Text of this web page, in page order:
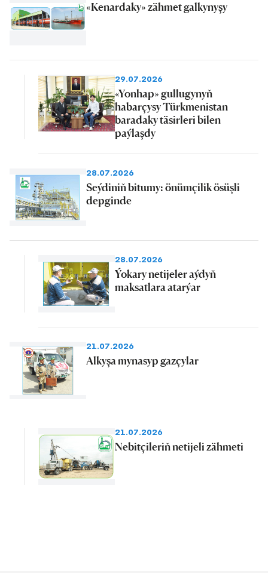
«Kenardaky» zähmet galkynyşy
29.07.2026
«Yonhap» gullugynyň
habarçysy Türkmenistan
baradaky täsirleri bilen
paýlaşdy
28.07.2026
Seýdiniň bitumy: önümçilik ösüşli
depginde
28.07.2026
Ýokary netijeler aýdyň
maksatlara atarýar
21.07.2026
Alkyşa mynasyp gazçylar
21.07.2026
Nebitçileriň netijeli zähmeti